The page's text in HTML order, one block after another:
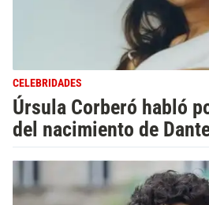
CELEBRIDADES
Úrsula Corberó habló
del nacimiento de